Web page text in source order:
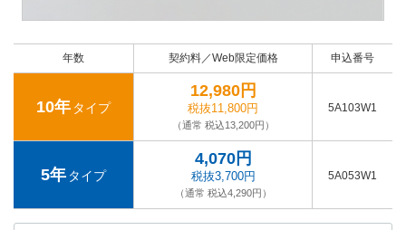
年数 契約料／Web限定価格 申込番号
10年 タイプ
12,980円
税抜11,800円
（通常 税込13,200円）
5A103W1
5年 タイプ
4,070円
税抜3,700円
（通常 税込4,290円）
5A053W1